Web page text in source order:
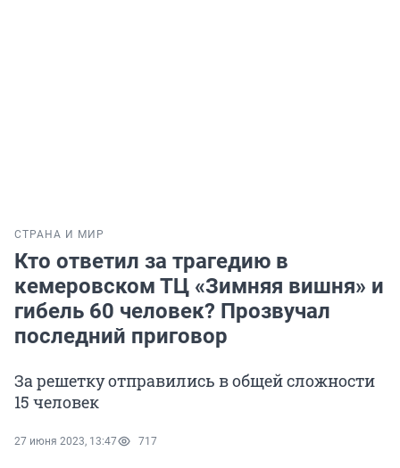
СТРАНА И МИР
Кто ответил за трагедию в
кемеровском ТЦ «Зимняя вишня» и
гибель 60 человек? Прозвучал
последний приговор
За решетку отправились в общей сложности
15 человек
27 июня 2023, 13:47 717